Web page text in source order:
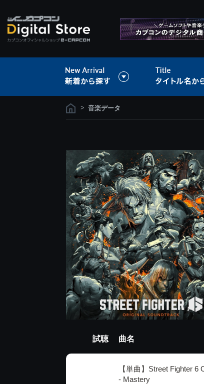
> 音楽データ
Tweet
試聴 曲名
【単曲】Street Fighter
- Mastery